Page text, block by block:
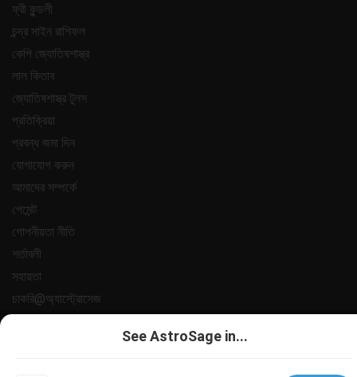
ফ্রী কুন্ডলী
চন্দ্র সাইন রাশিফল
কেপি জ্যোতিষশাস্ত্র
লাল কিতাব
জ্যোতিষশাস্ত্র টুলস
প্রতিক্রিয়া
প্রবন্ধ জমা দিন
যোগাযোগ করুন
আমাদের সম্পর্কে
পেমেন্ট
গোপনীয়তা নীতি
শর্তাবলী
সহায়তা
চাকরি@অ্যাস্ট্রোসেজ
All copyrights reserved 2025
AstroSage.com
See AstroSage in...